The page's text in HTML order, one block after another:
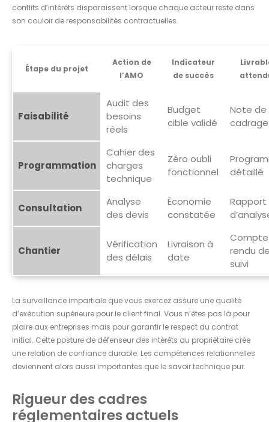
conflits d’intérêts disparaissent lorsque chaque acteur reste dans
son couloir de responsabilités contractuelles.
Étape du projet
Action de
l’AMO
Indicateur
de succès
Faisabilité
Audit des
besoins
réels
Budget
cible validé
Note de
cadrage
Programmation
Cahier des
charges
technique
Zéro oubli
fonctionnel
détaillé
Consultation
Analyse
des devis
Économie
constatée
Rapport
Chantier
Vérification
des délais
Livraison à
date
rendu
suivi
La surveillance impartiale que vous exercez assure une qualité
d’exécution supérieure pour le client final. Vous n’êtes pas là pour
plaire aux entreprises mais pour garantir le respect du contrat
initial. Cette posture de défenseur des intérêts du propriétaire crée
une relation de confiance durable. Les compétences relationnelles
deviennent alors aussi importantes que le savoir technique pur.
Rigueur des cadres
réglementaires actuels